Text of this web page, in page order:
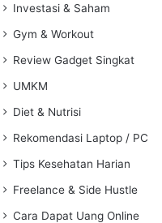
Investasi & Saham
Gym & Workout
Review Gadget Singkat
UMKM
Diet & Nutrisi
Rekomendasi Laptop / PC
Tips Kesehatan Harian
Freelance & Side Hustle
Cara Dapat Uang Online